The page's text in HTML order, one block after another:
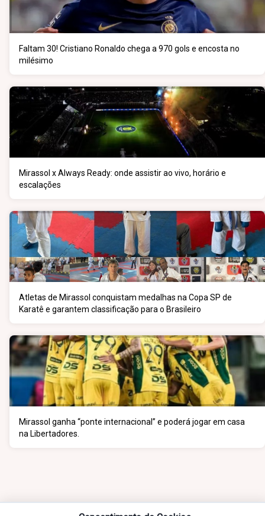
Faltam 30! Cristiano Ronaldo chega a 970 gols e encosta no
milésimo
Mirassol x Always Ready: onde assistir ao vivo, horário e
escalações
Atletas de Mirassol conquistam medalhas na Copa SP de
Karatê e garantem classificação para o Brasileiro
Mirassol ganha “ponte internacional” e poderá jogar em casa
na Libertadores.